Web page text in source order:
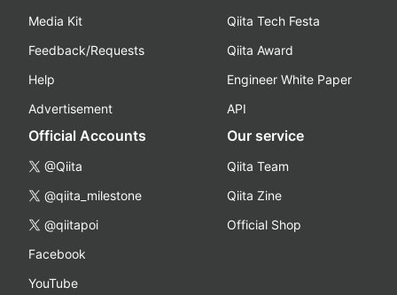
Media Kit
Feedback/Requests
Help
Advertisement
Qiita Tech Festa
Qiita Award
Engineer White Paper
API
Official Accounts
@Qiita
@qiita_milestone
@qiitapoi
Facebook
YouTube
Our service
Qiita Team
Qiita Zine
Official Shop